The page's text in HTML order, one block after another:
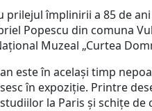
prilejul împlinirii a 85 de
Popescu din comuna
Muzeal „Curtea
este în același timp
în expoziție. Printre
la Paris și schițe de